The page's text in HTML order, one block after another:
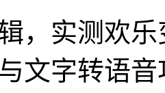
，实测欢
文字转语